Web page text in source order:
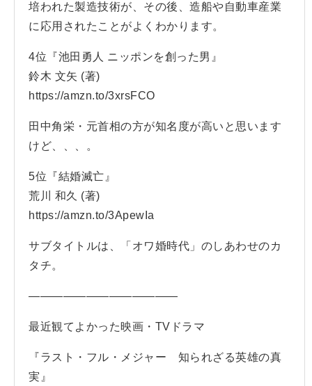
培われた製造技術が、その後、造船や自動車産業
に応用されたことがよくわかります。
4位『池田勇人 ニッポンを創った男』
鈴木 文矢 (著)
https://amzn.to/3xrsFCO
田中角栄・元首相の方が知名度が高いと思います
けど、、、。
5位『結婚滅亡』
荒川 和久 (著)
https://amzn.to/3ApewIa
サブタイトルは、「オワ婚時代」のしあわせのカ
タチ。
—————————————
最近観てよかった映画・TVドラマ
『ラスト・フル・メジャー 知られざる英雄の真
実』